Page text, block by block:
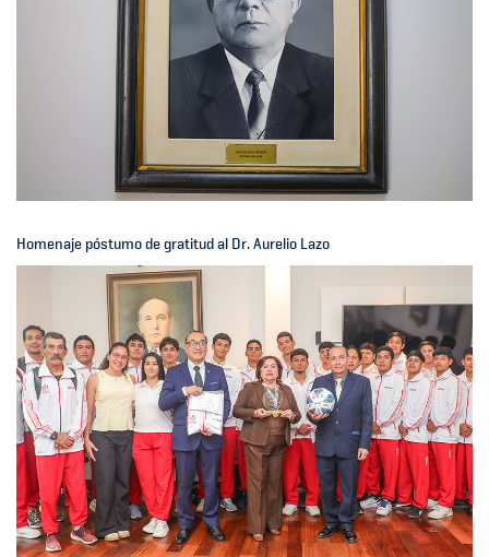
Homenaje póstumo de gratitud al Dr. Aurelio Lazo